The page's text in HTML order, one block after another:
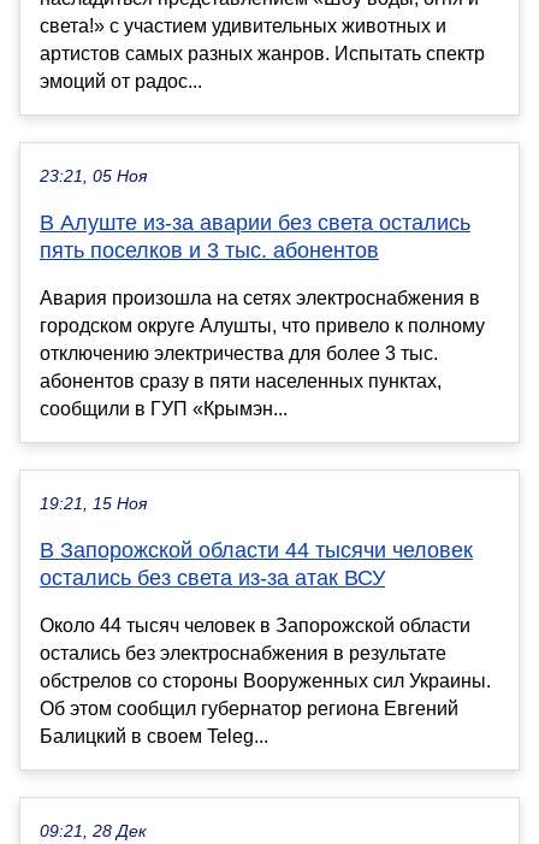
света!» с участием удивительных животных и
артистов самых разных жанров. Испытать спектр
эмоций от радос...
23:21, 05 Ноя
В Алуште из-за аварии без света остались
пять поселков и 3 тыс. абонентов
Авария произошла на сетях электроснабжения в
городском округе Алушты, что привело к полному
отключению электричества для более 3 тыс.
абонентов сразу в пяти населенных пунктах,
сообщили в ГУП «Крымэн...
19:21, 15 Ноя
В Запорожской области 44 тысячи человек
остались без света из-за атак ВСУ
Около 44 тысяч человек в Запорожской области
остались без электроснабжения в результате
обстрелов со стороны Вооруженных сил Украины.
Об этом сообщил губернатор региона Евгений
Балицкий в своем Teleg...
09:21, 28 Дек